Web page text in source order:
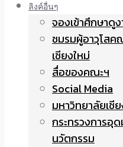
ลิงค์อื่นๆ
จองเข้าศึกษาดู
ชมรมผู้อาวุโสค
เชียงใหม่
สื่อของคณะฯ
Social Media
มหาวิทยาลัยเชี
กระทรวงการอุ
นวัตกรรม